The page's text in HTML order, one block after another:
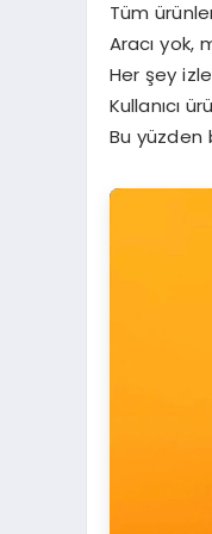
Tüm
Aracı yok,
Her şey
Kullanıcı
Bu yüzden